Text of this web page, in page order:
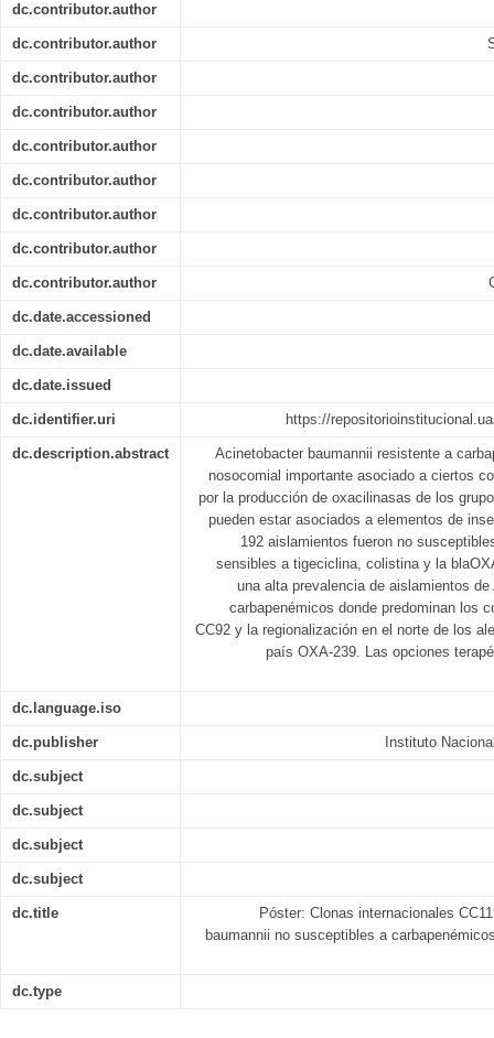
dc.contributor.author
dc.contributor.author
dc.contributor.author
dc.contributor.author
dc.contributor.author
dc.contributor.author
dc.contributor.author
dc.contributor.author
dc.contributor.author
dc.date.accessioned
dc.date.available
dc.date.issued
dc.identifier.uri https://
dc.description.abstract
Acinetobacter baumannii resistente a
nosocomial importante asociado a ciertos
por la producción de oxacilinasas de los
pueden estar asociados a elementos de
192 aislamientos fueron no
sensibles a tigeciclina, colistina y la
una alta prevalencia de aislamientos
carbapenémicos donde predominan los
CC92 y la regionalización en el norte de los
país OXA-239. Las opciones
dc.language.iso
dc.publisher Instituto
dc.subject
dc.subject
dc.subject
dc.subject
dc.title
Póster: Clonas internacionales
baumannii no susceptibles a
dc.type